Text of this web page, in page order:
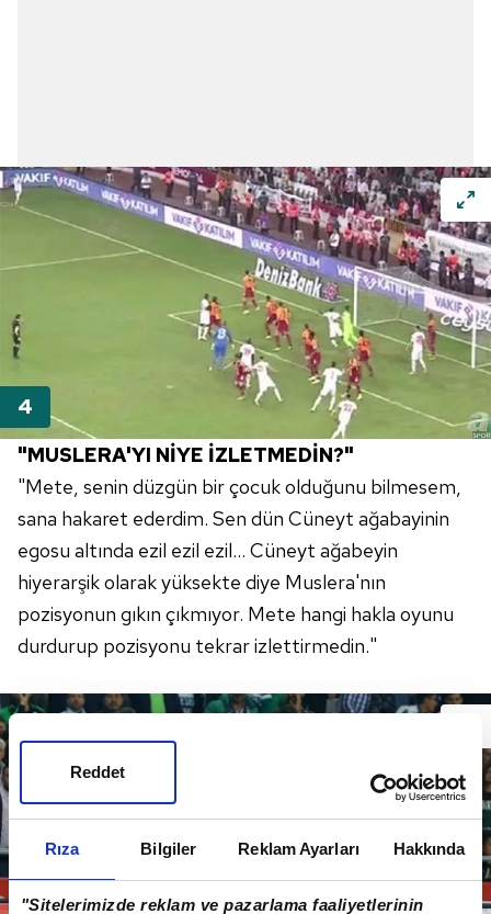
Rıza Bilgiler Reklam Ayarları Hakkında
"Sitelerimizde reklam ve pazarlama faaliyetlerinin
Reddet
"MUSLERA'YI NİYE İZLETMEDİN?"
"Mete, senin düzgün bir çocuk olduğunu bilmesem,
sana hakaret ederdim. Sen dün Cüneyt ağabayinin
egosu altında ezil ezil ezil... Cüneyt ağabeyin
hiyerarşik olarak yüksekte diye Muslera'nın
pozisyonun gıkın çıkmıyor. Mete hangi hakla oyunu
durdurup pozisyonu tekrar izlettirmedin."